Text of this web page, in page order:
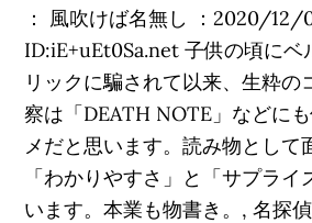
： 風吹けば名無し ：2020/12/
ID:iE+uEt0Sa.net 子供の頃にベ
リックに騙されて以来、生粋の
察は「DEATH NOTE」などに
メだと思います。読み物として
「わかりやすさ」と「サプライ
います。本業も物書き。, 名探